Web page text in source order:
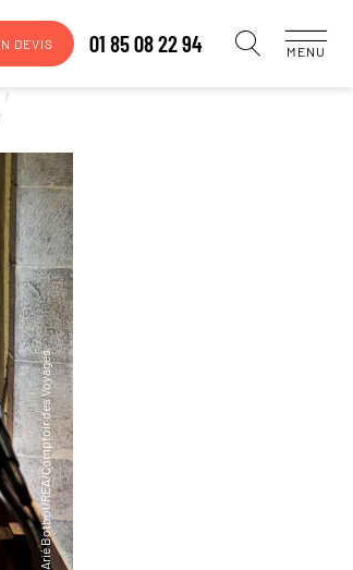
DEVIS 01 85 08 22 94 MENU